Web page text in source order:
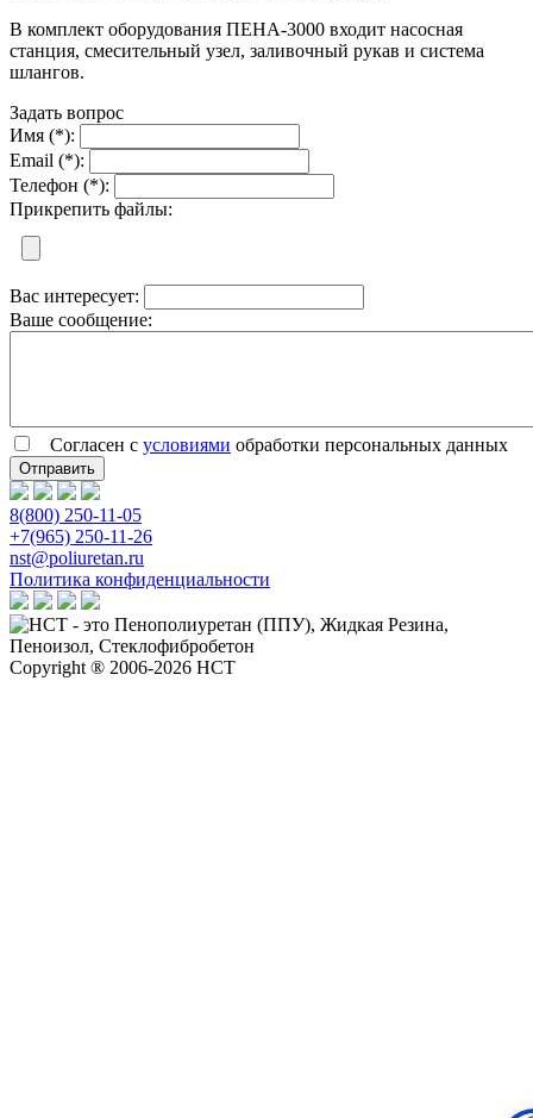
В комплект оборудования ПЕНА-3000 входит насосная
станция, смесительный узел, заливочный рукав и система
шлангов.
Задать вопрос
Имя (*):
Email (*):
Телефон (*):
Прикрепить файлы:
Вас интересует:
Ваше сообщение:
Согласен с условиями обработки персональных данных
8(800) 250-11-05
+7(965) 250-11-26
nst@poliuretan.ru
Политика конфиденциальности
Copyright ® 2006-2026 НСТ